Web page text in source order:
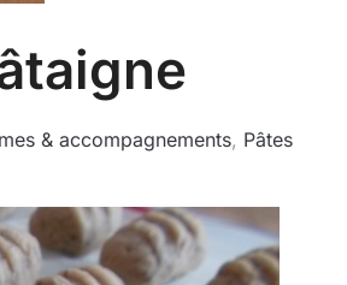
& accompagnements, Pâtes